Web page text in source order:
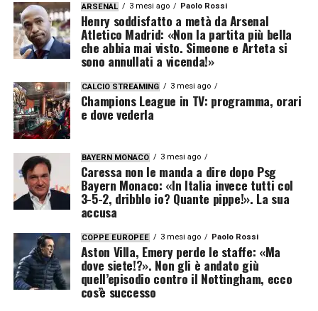
ARSENAL 3 mesi ago Paolo Rossi
Henry soddisfatto a metà da Arsenal
Atletico Madrid: «Non la partita più bella
che abbia mai visto. Simeone e Arteta si
sono annullati a vicenda!»
CALCIO STREAMING 3 mesi ago
Champions League in TV: programma, orari
e dove vederla
BAYERN MONACO 3 mesi ago
Caressa non le manda a dire dopo Psg
Bayern Monaco: «In Italia invece tutti col
3-5-2, dribblo io? Quante pippe!». La sua
accusa
COPPE EUROPEE 3 mesi ago Paolo Rossi
Aston Villa, Emery perde le staffe: «Ma
dove siete!?». Non gli è andato giù
quell’episodio contro il Nottingham, ecco
cos’è successo